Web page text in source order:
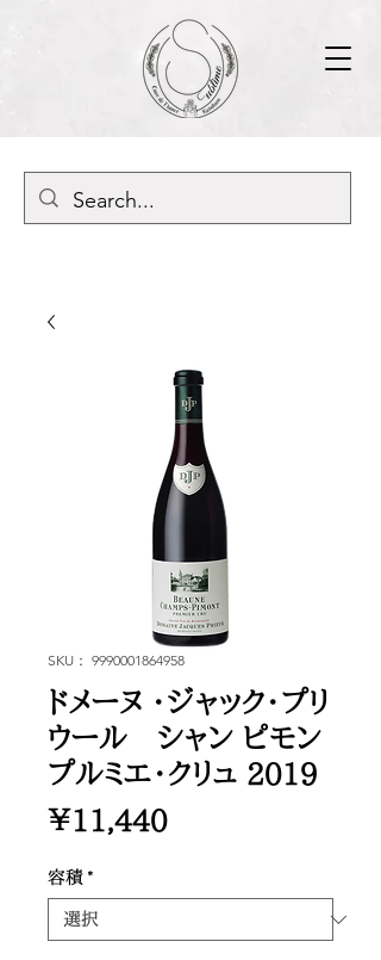
SKU： 9990001864958
ドメーヌ ・ジャック・プリ
ウール シャン ピモン
プルミエ・クリュ 2019
￥11,440価
容積 *